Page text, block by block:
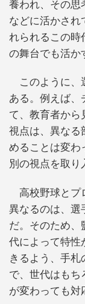
養われ、その思
などに活かされ
れられるこの時
の舞台でも活か
このように、
ある。例えば、
て、教育者から
視点は、異なる
めることは変わ
別の視点を取り
高校野球とプ
異なるのは、選
だ。そのため、
代によって特性
きるよう、手札
で、世代はもち
が変わっても対